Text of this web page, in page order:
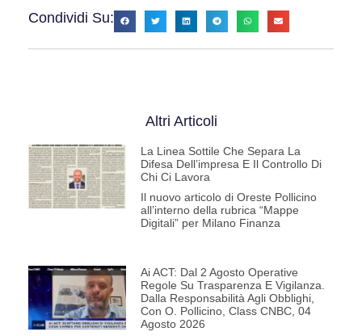
Condividi Su:
Altri Articoli
La Linea Sottile Che Separa La
Difesa Dell’impresa E Il Controllo Di
Chi Ci Lavora
Il nuovo articolo di Oreste Pollicino
all’interno della rubrica “Mappe
Digitali” per Milano Finanza
Ai ACT: Dal 2 Agosto Operative
Regole Su Trasparenza E Vigilanza.
Dalla Responsabilità Agli Obblighi,
Con O. Pollicino, Class CNBC, 04
Agosto 2026